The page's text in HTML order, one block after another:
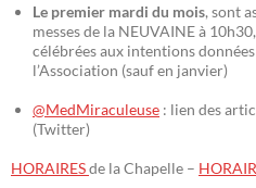
Le premier mardi du mois, sont
messes de la NEUVAINE à
célébrées aux intentions
l’Association (sauf en janvier)
@MedMiraculeuse : lien des
(Twitter)
HORAIRESde la Chapelle –